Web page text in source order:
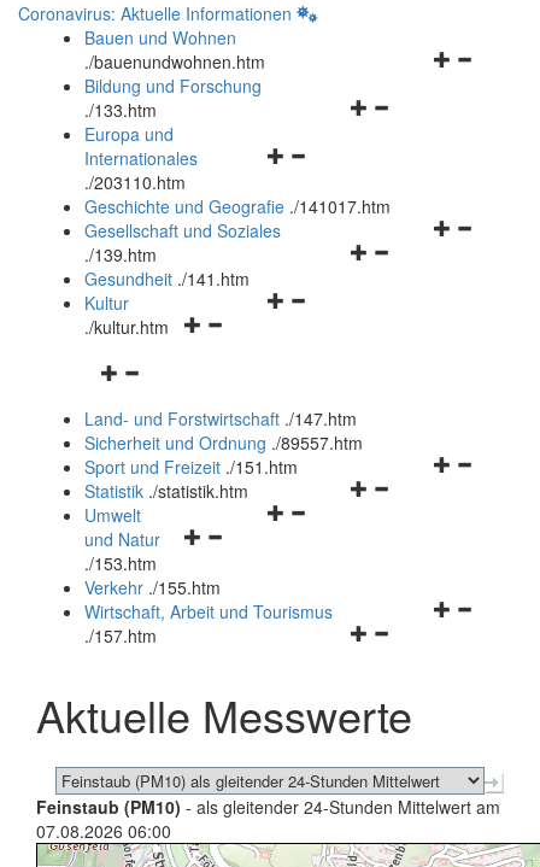
Coronavirus: Aktuelle Informationen
Bauen und Wohnen
./bauenundwohnen.htm
Navigationsmenü
Bildung und Forschung
./133.htm
Navigationsmenü
und
schließen
Europa und
Internationales
./203110.htm
Geschichte und Geografie ./141017.htm
Navigationsmenü
Gesellschaft und Soziales
./139.htm
Navigationsmenü
Gesundheit ./141.htm
Navigationsmenü
Kultur
./kultur.htm
Navigationsmenü
und
schließen
Land- und Forstwirtschaft ./147.htm
Sicherheit und Ordnung ./89557.htm
Navigationsmenü
Sport und Freizeit ./151.htm
Navigationsmenü
Statistik ./statistik.htm
Navigationsmenü
und
schließen
Umwelt
und Natur
./153.htm
Verkehr ./155.htm
Navigationsmenü
schließen
Wirtschaft, Arbeit und Tourismus
./157.htm
Aktuelle Messwerte
Feinstaub (PM10) - als gleitender 24-Stunden Mittelwert am
07.08.2026 06:00